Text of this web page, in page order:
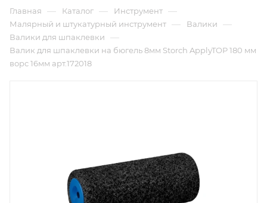
Главная — Каталог — Инструмент —
Малярный и штукатурный инструмент — Валики —
Валики для шпаклевки —
Валик для шпаклевки на бюгель 8мм Storch ApplyTOP 180 мм
ворс 16мм арт.172018